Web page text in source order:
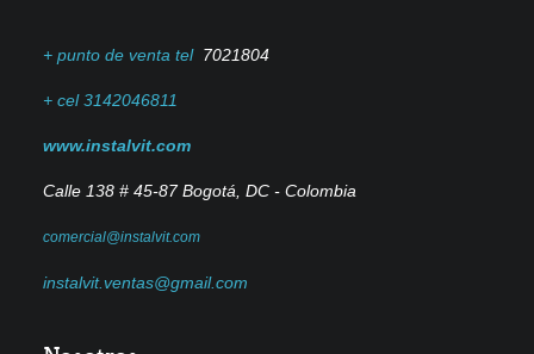
+ punto de venta tel 7021804
+ cel 3142046811
www.instalvit.com
Calle 138 # 45-87Bogotá, DC - Colombia
comercial@instalvit.com
instalvit.ventas@gmail.com